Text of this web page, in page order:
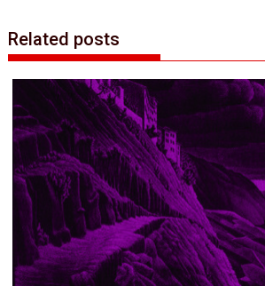
Related posts